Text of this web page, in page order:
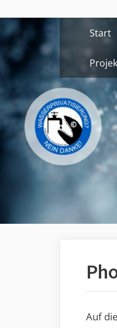
to
content
Start
Auf